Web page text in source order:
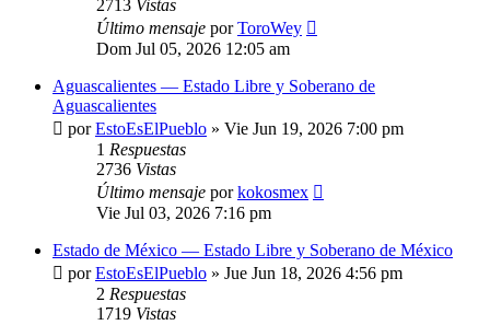
2713 Vistas
Último mensaje porToroWey
Dom Jul 05, 2026 12:05 am
Aguascalientes — Estado Libre y Soberano de
Aguascalientes
porEstoEsElPueblo » Vie Jun 19, 2026 7:00 pm
1 Respuestas
2736 Vistas
Último mensaje porkokosmex
Vie Jul 03, 2026 7:16 pm
Estado de México — Estado Libre y Soberano de México
porEstoEsElPueblo » Jue Jun 18, 2026 4:56 pm
2 Respuestas
1719 Vistas